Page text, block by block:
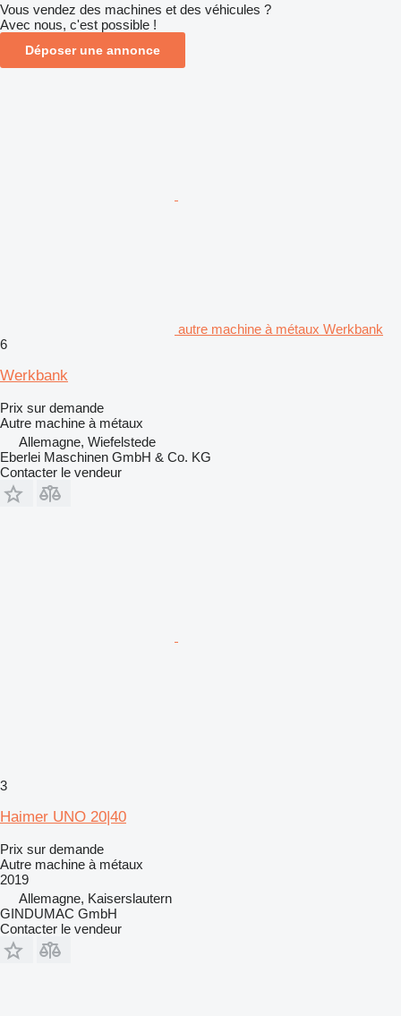
Vous vendez des machines et des véhicules ?
Avec nous, c'est possible !
Déposer une annonce
autre machine à métaux Werkbank
6
Werkbank
Prix sur demande
Autre machine à métaux
Allemagne, Wiefelstede
Eberlei Maschinen GmbH & Co. KG
Contacter le vendeur
3
Haimer UNO 20|40
Prix sur demande
Autre machine à métaux
2019
Allemagne, Kaiserslautern
GINDUMAC GmbH
Contacter le vendeur